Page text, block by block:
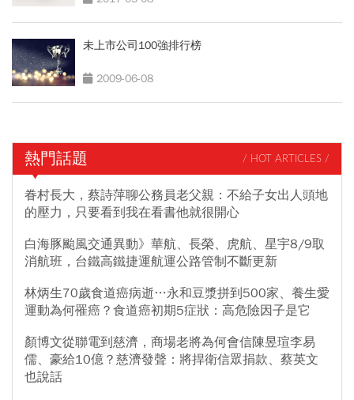
未上市公司100強排行榜
2009-06-08
熱門話題 / HOT ARTICLES /
眷村長大，蔡詩萍聊公務員老父親：不給子女出人頭地
的壓力，只要看到我在看書他就很開心
白海豚颱風交通異動》華航、長榮、虎航、星宇8/9取
消航班，台鐵高鐵捷運航運公路管制不斷更新
林炳生70歲食道癌病逝…永和豆漿拼到500家、養生愛
運動為何罹癌？食道癌初期5症狀：高危險因子是它
顏博文從聯電到慈濟，商場老將為何會信陳昱瑄李易
儒、豪給10億？慈濟發聲：將捍衛信眾捐款、蔡英文
也說話